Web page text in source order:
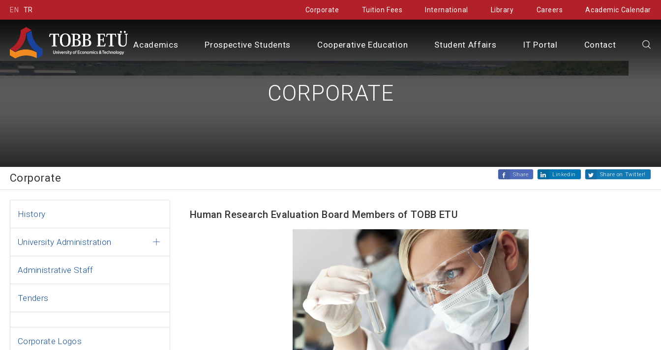
EN TR Corporate Tuition Fees International Library Careers Academic Calendar
Academics Prospective Students Cooperative Education Student Affairs IT Portal Contact
CORPORATE
Corporate Share Linkedin Share on Twitter!
History
University Administration
Administrative Staff
Tenders
Corporate Logos
Human Research Evaluation Board Members of TOBB ETU